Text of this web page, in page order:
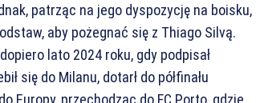
patrząc na jego dyspozycję na boisku,
aby pożegnać się z Thiago Silvą.
lato 2024 roku, gdy podpisał
się do Milanu, dotarł do półfinału
Europy, przechodząc do FC Porto, gdzie